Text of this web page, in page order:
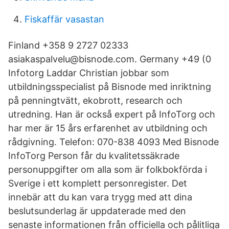
Fiskaffär vasastan
Finland +358 9 2727 02333
asiakaspalvelu@bisnode.com. Germany +49 (0
Infotorg Laddar Christian jobbar som
utbildningsspecialist på Bisnode med inriktning
på penningtvätt, ekobrott, research och
utredning. Han är också expert på InfoTorg och
har mer är 15 års erfarenhet av utbildning och
rådgivning. Telefon: 070-838 4093 Med Bisnode
InfoTorg Person får du kvalitetssäkrade
personuppgifter om alla som är folkbokförda i
Sverige i ett komplett personregister. Det
innebär att du kan vara trygg med att dina
beslutsunderlag är uppdaterade med den
senaste informationen från officiella och pålitliga